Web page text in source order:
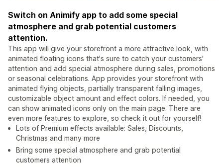
Switch on Animify app to add some special
atmosphere and grab potential customers
attention.
This app will give your storefront a more attractive look, with
animated floating icons that's sure to catch your customers'
attention and add special atmosphere during sales, promotions
or seasonal celebrations. App provides your storefront with
animated flying objects, partially transparent falling images,
customizable object amount and effect colors. If needed, you
can show animated icons only on the main page. There are
even more features to explore, so check it out for yourself!
Lots of Premium effects available: Sales, Discounts,
Christmas and many more
Bring some special atmosphere and grab potential
customers attention